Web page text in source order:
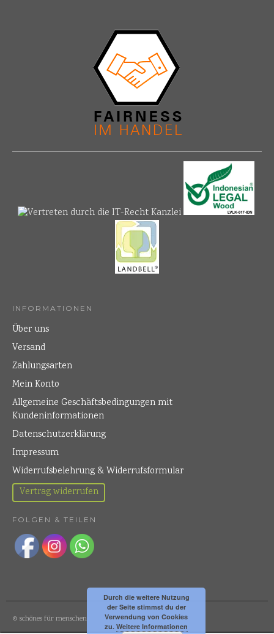
INFORMATIONEN
Über uns
Versand
Zahlungsarten
Mein Konto
Allgemeine Geschäftsbedingungen mit
Kundeninformationen
Datenschutzerklärung
Impressum
Widerrufsbelehrung & Widerrufsformular
Vertrag widerrufen
FOLGEN & TEILEN
© schönes für menschen
Durch die weitere Nutzung
der Seite stimmst du der
Verwendung von Cookies
zu. Weitere Informationen